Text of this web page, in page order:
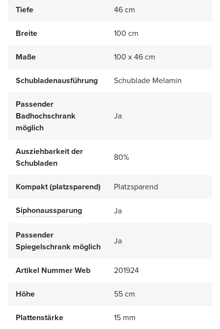
Tiefe
46 cm
Breite 100 cm
Maße 100 x 46 cm
Schubladenausführung Schublade Melamin
Passender
Badhochschrank
möglich
Ja
Ausziehbarkeit der
Schubladen
80%
Kompakt (platzsparend) Platzsparend
Siphonaussparung Ja
Passender
Spiegelschrank möglich
Ja
Artikel Nummer Web 201924
Höhe 55 cm
Plattenstärke 15 mm